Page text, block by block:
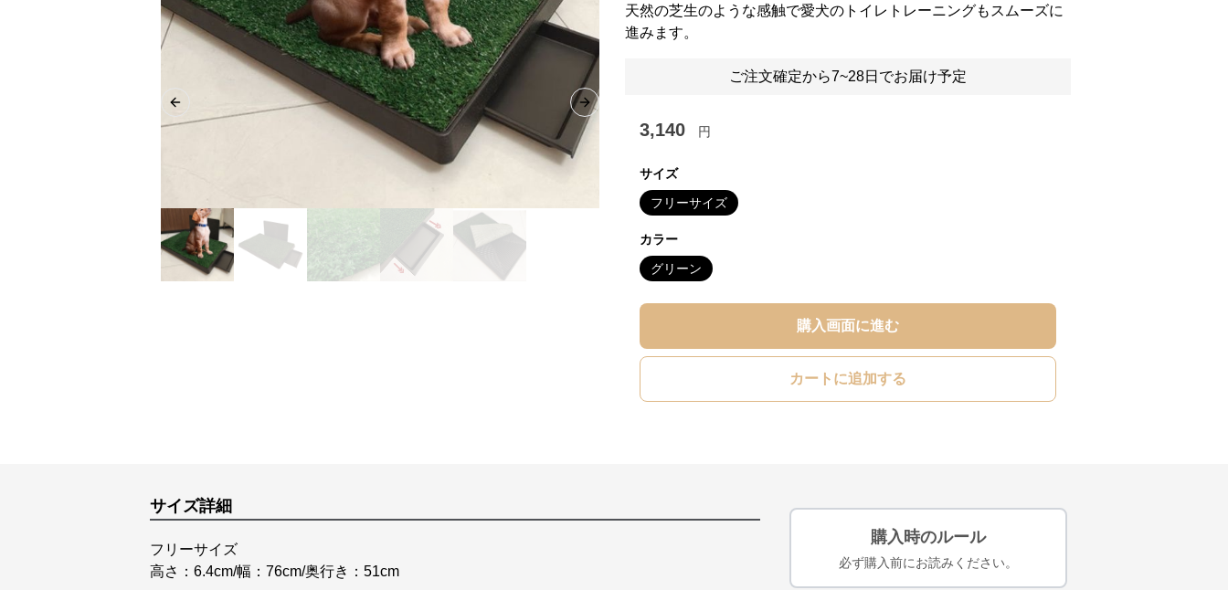
Previous slide Next slide
天然の芝生のような感触で愛犬のトイレトレーニングもスムーズに
進みます。
ご注文確定から7~28日でお届け予定
3,140 円
サイズ
フリーサイズ
カラー
グリーン
購入画面に進む
カートに追加する
サイズ詳細
フリーサイズ
高さ：6.4cm/幅：76cm/奥行き：51cm
購入時のルール
必ず購入前にお読みください。